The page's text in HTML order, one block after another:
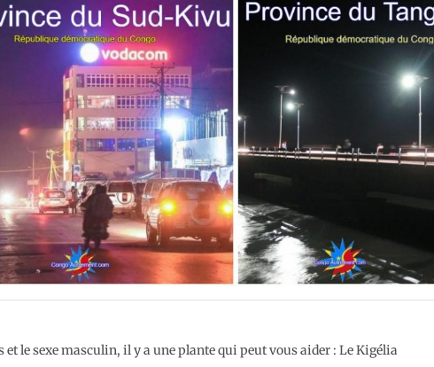
le sexe masculin, il y a une plante qui peut vous aider : Le Kigélia